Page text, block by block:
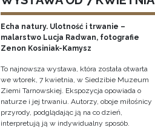
Echa natury. Ulotność i trwanie –
malarstwo Lucja Radwan, fotografie
Zenon Kosiniak-Kamysz
To najnowsza wystawa, która została otwarta
we wtorek, 7 kwietnia, w Siedzibie Muzeum
Ziemi Tarnowskiej. Ekspozycja opowiada o
naturze i jej trwaniu. Autorzy, oboje miłośnicy
przyrody, podglądając ją na co dzień,
interpretują ją w indywidualny sposób.